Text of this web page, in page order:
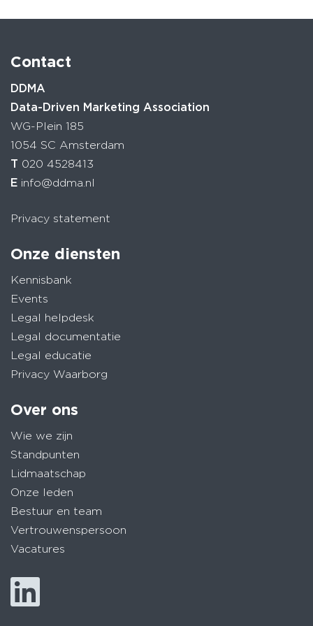
Contact
DDMA
Data-Driven Marketing Association
WG-Plein 185
1054 SC Amsterdam
T 020 4528413
E info@ddma.nl
Privacy statement
Onze diensten
Kennisbank
Events
Legal helpdesk
Legal documentatie
Legal educatie
Privacy Waarborg
Over ons
Wie we zijn
Standpunten
Lidmaatschap
Onze leden
Bestuur en team
Vertrouwenspersoon
Vacatures